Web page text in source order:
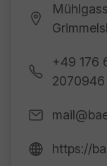
+49 176
2070946
https://